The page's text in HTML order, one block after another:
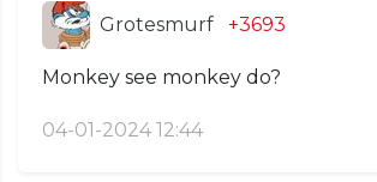
Grotesmurf +3693
Monkey see monkey do?
04-01-2024 12:44